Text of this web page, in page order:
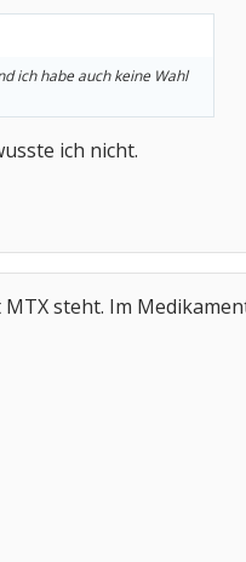
ich habe auch keine Wahl
ich nicht.
steht. Im